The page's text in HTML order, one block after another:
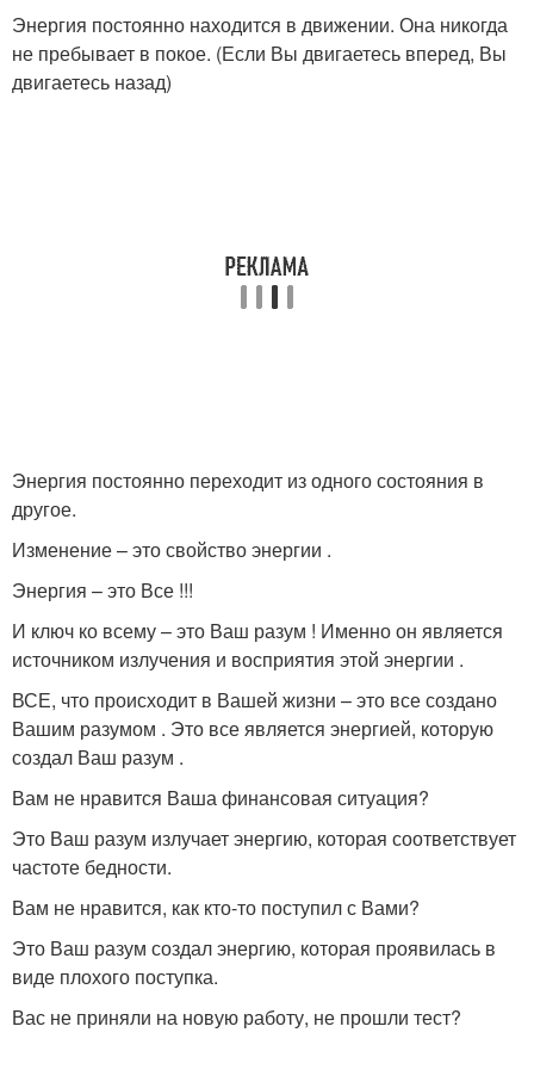
Энергия постоянно находится в движении. Она никогда
не пребывает в покое. (Если Вы двигаетесь вперед, Вы
двигаетесь назад)
Энергия постоянно переходит из одного состояния в
другое.
Изменение – это свойство энергии .
Энергия – это Все !!!
И ключ ко всему – это Ваш разум ! Именно он является
источником излучения и восприятия этой энергии .
ВСЕ, что происходит в Вашей жизни – это все создано
Вашим разумом . Это все является энергией, которую
создал Ваш разум .
Вам не нравится Ваша финансовая ситуация?
Это Ваш разум излучает энергию, которая соответствует
частоте бедности.
Вам не нравится, как кто-то поступил с Вами?
Это Ваш разум создал энергию, которая проявилась в
виде плохого поступка.
Вас не приняли на новую работу, не прошли тест?